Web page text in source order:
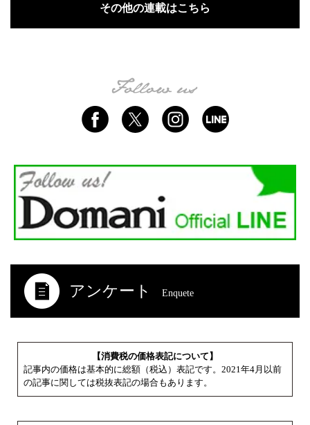
その他の連載はこちら
アンケート Enquete
【消費税の価格表記について】
記事内の価格は基本的に総額（税込）表記です。2021年4月以前
の記事に関しては税抜表記の場合もあります。